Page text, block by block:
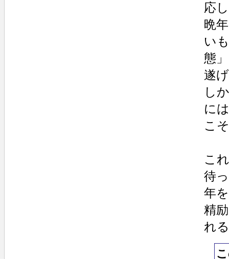
応
晩
い
態
遂
し
に
こ
こ
待
年
精
れ